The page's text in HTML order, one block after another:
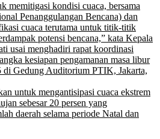
memitigasi kondisi cuaca, bersama
Penanggulangan Bencana) dan
cuaca terutama untuk titik-titik
potensi bencana,” kata Kepala
usai menghadiri rapat koordinasi
kesiapan pengamanan masa libur
di Gedung Auditorium PTIK, Jakarta,
untuk mengantisipasi cuaca ekstrem
sebesar 20 persen yang
daerah selama periode Natal dan